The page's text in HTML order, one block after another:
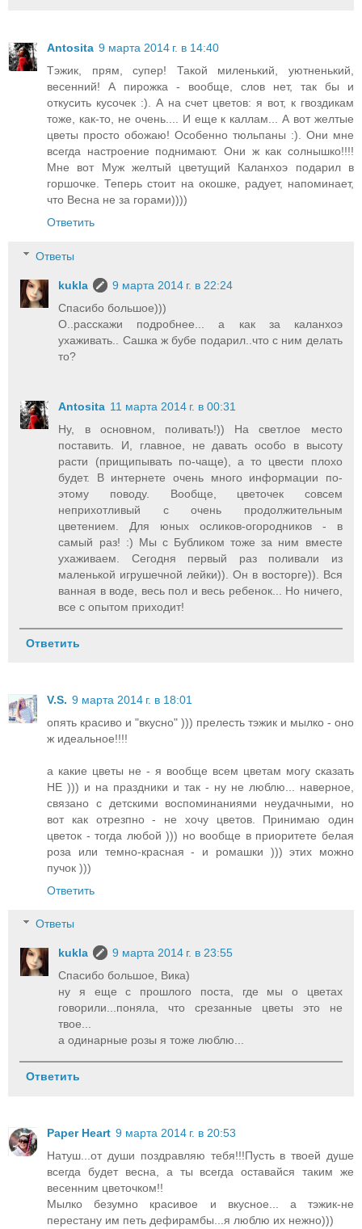
Antosita 9 марта 2014 г. в 14:40
Тэжик, прям, супер! Такой миленький, уютненький,
весенний! А пирожка - вообще, слов нет, так бы и
откусить кусочек :). А на счет цветов: я вот, к гвоздикам
тоже, как-то, не очень.... И еще к каллам... А вот желтые
цветы просто обожаю! Особенно тюльпаны :). Они мне
всегда настроение поднимают. Они ж как солнышко!!!!
Мне вот Муж желтый цветущий Каланхоэ подарил в
горшочке. Теперь стоит на окошке, радует, напоминает,
что Весна не за горами))))
Ответить
Ответы
kukla
9 марта 2014 г. в 22:24
Спасибо большое)))
О..расскажи подробнее... а как за каланхоэ
ухаживать.. Сашка ж бубе подарил..что с ним делать
то?
Antosita 11 марта 2014 г. в 00:31
Ну, в основном, поливать!)) На светлое место
поставить. И, главное, не давать особо в высоту
расти (прищипывать по-чаще), а то цвести плохо
будет. В интернете очень много информации по-
этому поводу. Вообще, цветочек совсем
неприхотливый с очень продолжительным
цветением. Для юных осликов-огородников - в
самый раз! :) Мы с Бубликом тоже за ним вместе
ухаживаем. Сегодня первый раз поливали из
маленькой игрушечной лейки)). Он в восторге)). Вся
ванная в воде, весь пол и весь ребенок... Но ничего,
все с опытом приходит!
Ответить
V.S. 9 марта 2014 г. в 18:01
опять красиво и "вкусно" ))) прелесть тэжик и мылко - оно
ж идеальное!!!!
а какие цветы не - я вообще всем цветам могу сказать
НЕ ))) и на праздники и так - ну не люблю... наверное,
связано с детскими воспоминаниями неудачными, но
вот как отрезпно - не хочу цветов. Принимаю один
цветок - тогда любой ))) но вообще в приоритете белая
роза или темно-красная - и ромашки ))) этих можно
пучок )))
Ответить
Ответы
kukla
9 марта 2014 г. в 23:55
Cпасибо большое, Вика)
ну я еще с прошлого поста, где мы о цветах
говорили...поняла, что срезанные цветы это не
твое...
а одинарные розы я тоже люблю...
Ответить
Paper Heart 9 марта 2014 г. в 20:53
Натуш...от души поздравляю тебя!!!Пусть в твоей душе
всегда будет весна, а ты всегда оставайся таким же
весенним цветочком!!
Мылко безумно красивое и вкусное... а тэжик-не
перестану им петь дефирамбы...я люблю их нежно)))